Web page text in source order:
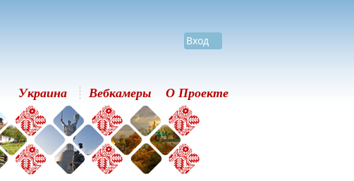
Вход
Украина Вебкамеры О Проекте